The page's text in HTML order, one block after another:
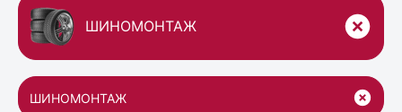
ШИНОМОНТАЖ
ШИНОМОНТАЖ